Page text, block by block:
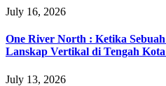
July 16, 2026
One River North : Ketika
Lanskap Vertikal di Tengah
July 13, 2026